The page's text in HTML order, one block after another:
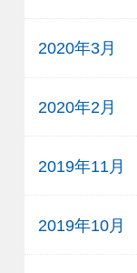
2020年3月
2020年2月
2019年11月
2019年10月